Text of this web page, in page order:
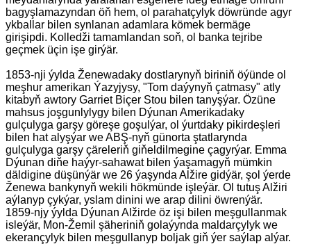
bagyşlamazyndan öň hem, ol parahatçylyk döwründe agyr
ykballar bilen synlanan adamlara kömek bermäge
girişipdi. Kolledži tamamlandan soň, ol banka tejribe
geçmek üçin işe girýär.
1853-nji ýylda Ženewadaky dostlarynyň biriniň öýünde ol
meşhur amerikan Ýazyjysy, "Tom daýynyň çatmasy" atly
kitabyň awtory Garriet Biçer Stou bilen tanyşýar. Özüne
mahsus joşgunlylygy bilen Dýunan Amerikadaky
gulçulyga garşy göreşe goşulýar, ol ýurtdaky pikirdeşleri
bilen hat alyşýar we ABŞ-nyň günorta ştatlarynda
gulçulyga garşy çäreleriň giňeldilmegine çagyrýar. Emma
Dýunan diňe haýyr-sahawat bilen ýaşamagyň mümkin
däldigine düşünýär we 26 ýaşynda Alžire gidýär, şol ýerde
Ženewa bankynyň wekili hökmünde işleýär. Ol tutuş Alžiri
aýlanyp çykýar, yslam dinini we arap dilini öwrenýär.
1859-njy ýylda Dýunan Alžirde öz işi bilen meşgullanmak
isleýär, Mon-Žemil şäheriniň golaýynda maldarçylyk we
ekerançylyk bilen meşgullanyp boljak giň ýer saýlap alýar.